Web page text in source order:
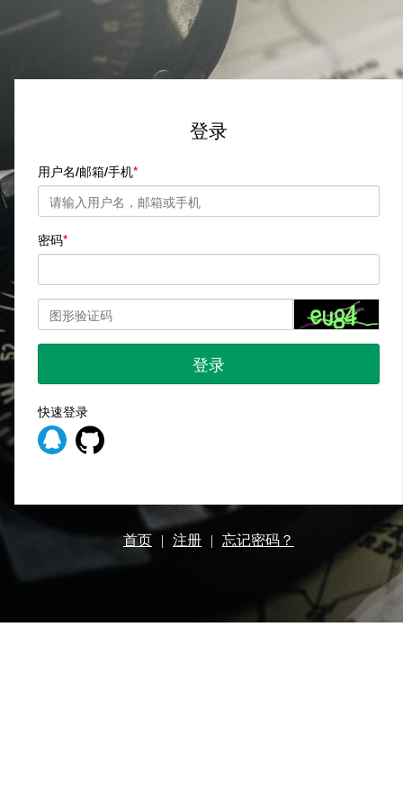
登录
用户名/邮箱/手机
密码
登录
快速登录
首页 | 注册 | 忘记密码？